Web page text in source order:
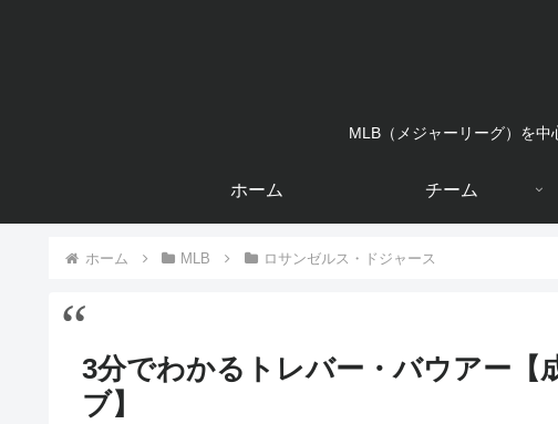
MLB（メジャーリーグ）を中
ホーム チーム
ホーム MLB ロサンゼルス・ドジャース
3分でわかるトレバー・バウアー【
ブ】